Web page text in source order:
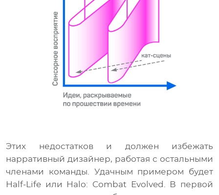
Этих недостатков и должен избежать
нарративный дизайнер, работая с остальными
членами команды. Удачным примером будет
Half-Life или Halo: Combat Evolved. В первой